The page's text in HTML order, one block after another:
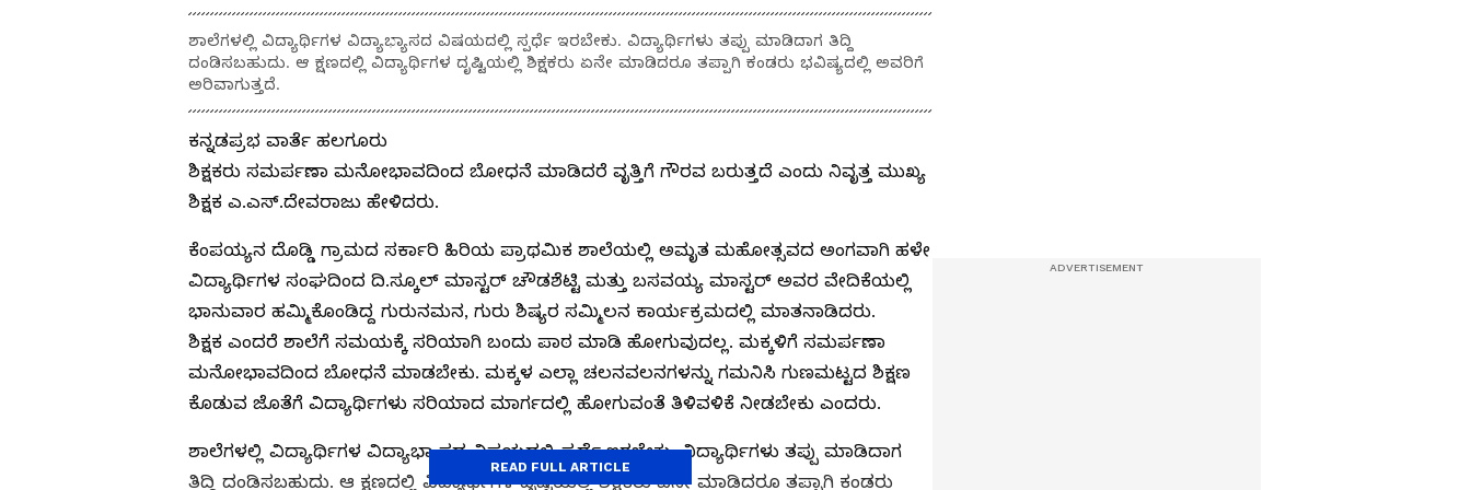
ಶಾಲೆಗಳಲ್ಲಿ ವಿದ್ಯಾರ್ಥಿಗಳ ವಿದ್ಯಾಭ್ಯಾಸದ ವಿಷಯದಲ್ಲಿ ಸ್ಪರ್ಧೆ ಇರಬೇಕು. ವಿದ್ಯಾರ್ಥಿಗಳು ತಪ್ಪು ಮಾಡಿದಾಗ ತಿದ್ದಿ
ದಂಡಿಸಬಹುದು. ಆ ಕ್ಷಣದಲ್ಲಿ ವಿದ್ಯಾರ್ಥಿಗಳ ದೃಷ್ಟಿಯಲ್ಲಿ ಶಿಕ್ಷಕರು ಏನೇ ಮಾಡಿದರೂ ತಪ್ಪಾಗಿ ಕಂಡರು ಭವಿಷ್ಯದಲ್ಲಿ ಅವರಿಗೆ
ಅರಿವಾಗುತ್ತದೆ.
ಕನ್ನಡಪ್ರಭ ವಾರ್ತೆ ಹಲಗೂರು
ಶಿಕ್ಷಕರು ಸಮರ್ಪಣಾ ಮನೋಭಾವದಿಂದ ಬೋಧನೆ ಮಾಡಿದರೆ ವೃತ್ತಿಗೆ ಗೌರವ ಬರುತ್ತದೆ ಎಂದು ನಿವೃತ್ತ ಮುಖ್ಯ
ಶಿಕ್ಷಕ ಎ.ಎಸ್.ದೇವರಾಜು ಹೇಳಿದರು.
ಕೆಂಪಯ್ಯನ ದೊಡ್ಡಿ ಗ್ರಾಮದ ಸರ್ಕಾರಿ ಹಿರಿಯ ಪ್ರಾಥಮಿಕ ಶಾಲೆಯಲ್ಲಿ ಅಮೃತ ಮಹೋತ್ಸವದ ಅಂಗವಾಗಿ ಹಳೇ
ವಿದ್ಯಾರ್ಥಿಗಳ ಸಂಘದಿಂದ ದಿ.ಸ್ಕೂಲ್ ಮಾಸ್ಟರ್ ಚೌಡಶೆಟ್ಟಿ ಮತ್ತು ಬಸವಯ್ಯ ಮಾಸ್ಟರ್ ಅವರ ವೇದಿಕೆಯಲ್ಲಿ
ಭಾನುವಾರ ಹಮ್ಮಿಕೊಂಡಿದ್ದ ಗುರುನಮನ, ಗುರು ಶಿಷ್ಯರ ಸಮ್ಮಿಲನ ಕಾರ್ಯಕ್ರಮದಲ್ಲಿ ಮಾತನಾಡಿದರು.
ಶಿಕ್ಷಕ ಎಂದರೆ ಶಾಲೆಗೆ ಸಮಯಕ್ಕೆ ಸರಿಯಾಗಿ ಬಂದು ಪಾಠ ಮಾಡಿ ಹೋಗುವುದಲ್ಲ. ಮಕ್ಕಳಿಗೆ ಸಮರ್ಪಣಾ
ಮನೋಭಾವದಿಂದ ಬೋಧನೆ ಮಾಡಬೇಕು. ಮಕ್ಕಳ ಎಲ್ಲಾ ಚಲನವಲನಗಳನ್ನು ಗಮನಿಸಿ ಗುಣಮಟ್ಟದ ಶಿಕ್ಷಣ
ಕೊಡುವ ಜೊತೆಗೆ ವಿದ್ಯಾರ್ಥಿಗಳು ಸರಿಯಾದ ಮಾರ್ಗದಲ್ಲಿ ಹೋಗುವಂತೆ ತಿಳಿವಳಿಕೆ ನೀಡಬೇಕು ಎಂದರು.
ಶಾಲೆಗಳಲ್ಲಿ ವಿದ್ಯಾರ್ಥಿಗಳ ವಿದ್ಯಾಭ್ಯಾಸದ ವಿಷಯದಲ್ಲಿ ಸ್ಪರ್ಧೆ ಇರಬೇಕು. ವಿದ್ಯಾರ್ಥಿಗಳು ತಪ್ಪು ಮಾಡಿದಾಗ
ತಿದ್ದಿ ದಂಡಿಸಬಹುದು. ಆ ಕ್ಷಣದಲ್ಲಿ ವಿದ್ಯಾರ್ಥಿಗಳ ದೃಷ್ಟಿಯಲ್ಲಿ ಶಿಕ್ಷಕರು ಏನೇ ಮಾಡಿದರೂ ತಪ್ಪಾಗಿ ಕಂಡರು
READ FULL ARTICLE